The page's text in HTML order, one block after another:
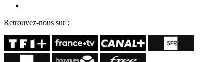
Retrouvez-nous sur :